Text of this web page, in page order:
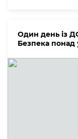
Один день із
Безпека понад